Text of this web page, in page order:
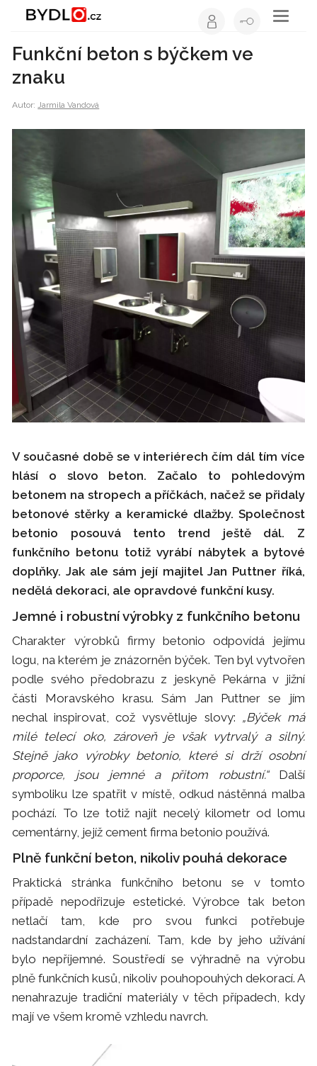
Toggle
Funkční beton s býčkem ve
znaku
Autor:Jarmila Vandová
V současné době se v interiérech čím dál tím více
hlásí o slovo beton. Začalo to pohledovým
betonem na stropech a příčkách, načež se přidaly
betonové stěrky a keramické dlažby. Společnost
betonio posouvá tento trend ještě dál. Z
funkčního betonu totiž vyrábí nábytek a bytové
doplňky. Jak ale sám její majitel Jan Puttner říká,
nedělá dekoraci, ale opravdové funkční kusy.
Jemné i robustní výrobky z funkčního betonu
Charakter výrobků firmy betonio odpovídá jejímu
logu, na kterém je znázorněn býček. Ten byl vytvořen
podle svého předobrazu z jeskyně Pekárna v jižní
části Moravského krasu. Sám Jan Puttner se jím
nechal inspirovat, což vysvětluje slovy: „Býček má
milé telecí oko, zároveň je však vytrvalý a silný.
Stejně jako výrobky betonio, které si drží osobní
proporce, jsou jemné a přitom robustní.“ Další
symboliku lze spatřit v místě, odkud nástěnná malba
pochází. To lze totiž najít necelý kilometr od lomu
cementárny, jejíž cement firma betonio používá.
Plně funkční beton, nikoliv pouhá dekorace
Praktická stránka funkčního betonu se v tomto
případě nepodřizuje estetické. Výrobce tak beton
netlačí tam, kde pro svou funkci potřebuje
nadstandardní zacházení. Tam, kde by jeho užívání
bylo nepříjemné. Soustředí se výhradně na výrobu
plně funkčních kusů, nikoliv pouhopouhých dekorací. A
nenahrazuje tradiční materiály v těch případech, kdy
mají ve všem kromě vzhledu navrch.